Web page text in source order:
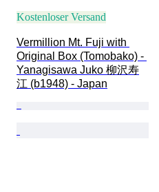
Kostenloser Versand
Vermillion Mt. Fuji with
Original Box (Tomobako) -
Yanagisawa Juko 柳沢寿
江 (b1948) - Japan